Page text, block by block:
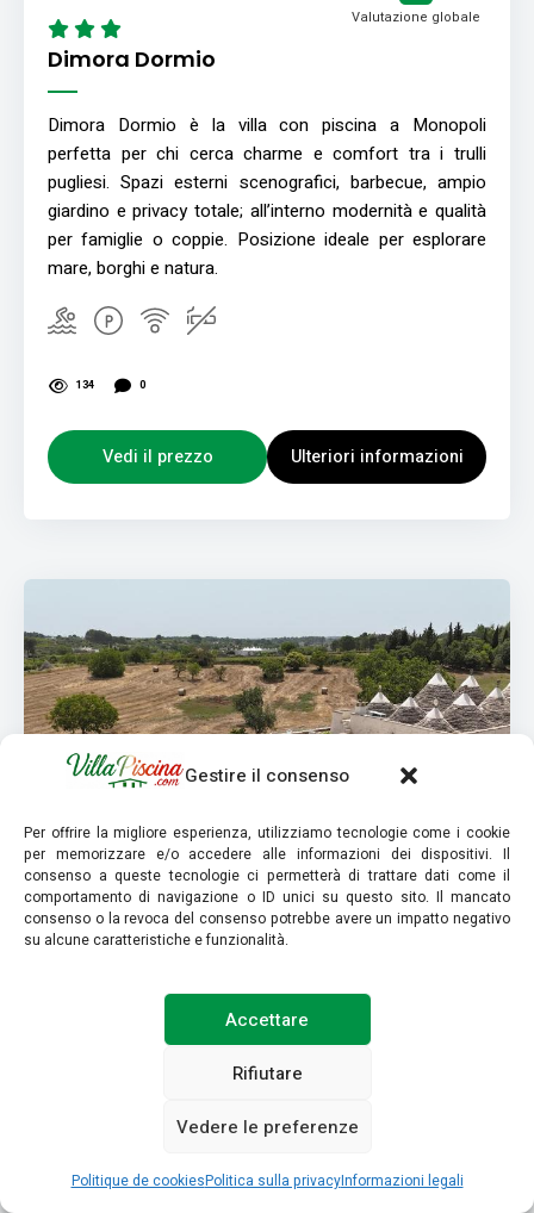
Gestire il consenso
Per offrire la migliore esperienza, utilizziamo tecnologie come i cookie
per memorizzare e/o accedere alle informazioni dei dispositivi. Il
consenso a queste tecnologie ci permetterà di trattare dati come il
comportamento di navigazione o ID unici su questo sito. Il mancato
consenso o la revoca del consenso potrebbe avere un impatto negativo
su alcune caratteristiche e funzionalità.
Accettare
Rifiutare
Vedere le preferenze
Politique de cookiesPolitica sulla privacyInformazioni legali
Dimora Dormio
Valutazione globale
Dimora Dormio è la villa con piscina a Monopoli
perfetta per chi cerca charme e comfort tra i trulli
pugliesi. Spazi esterni scenografici, barbecue, ampio
giardino e privacy totale; all’interno modernità e qualità
per famiglie o coppie. Posizione ideale per esplorare
mare, borghi e natura.
134 0
Vedi il prezzo Ulteriori informazioni
TD I Coni di Pinurè Trulli with Scenic
10
Valutazione globale
TD I Coni di Pinurè, villa con piscina a Martina Franca,
offre trulli autentici uniti a design moderno e comfort
interni, giardino attrezzato, barbecue, solarium. Ideale
splendida Valle d’Itria.